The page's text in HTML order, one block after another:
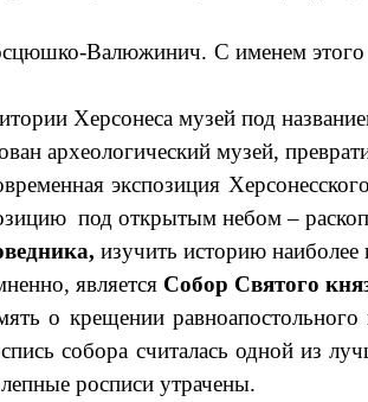
Валюжинич. С именем этого
Херсонеса музей под
археологический музей,
экспозиция
под открытым небом –
изучить историю
является Собор Святого
равноапостольного
собора считалась одной из
росписи утрачены.